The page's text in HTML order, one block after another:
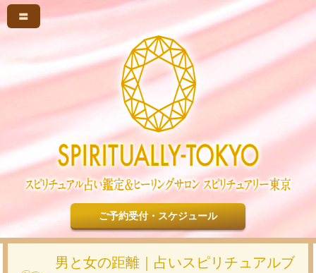
〓
ご予約受付・スケジュール
男と女の距離｜占いスピリチュアルブ